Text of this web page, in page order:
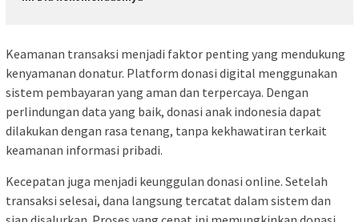
Keamanan transaksi menjadi faktor penting yang mendukung
kenyamanan donatur. Platform donasi digital menggunakan
sistem pembayaran yang aman dan terpercaya. Dengan
perlindungan data yang baik, donasi anak indonesia dapat
dilakukan dengan rasa tenang, tanpa kekhawatiran terkait
keamanan informasi pribadi.
Kecepatan juga menjadi keunggulan donasi online. Setelah
transaksi selesai, dana langsung tercatat dalam sistem dan